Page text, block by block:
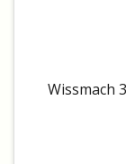
Wissmach